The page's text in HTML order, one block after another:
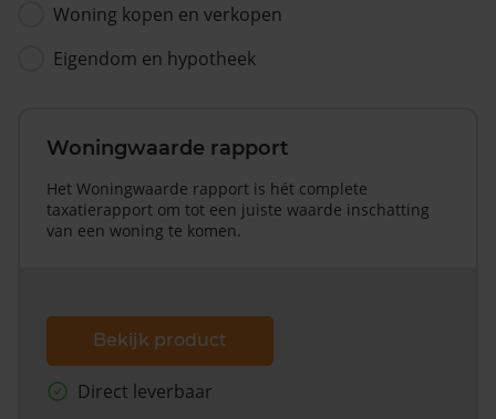
Woning kopen en verkopen
Eigendom en hypotheek
Woningwaarde rapport
Het Woningwaarde rapport is hét complete
taxatierapport om tot een juiste waarde inschatting
van een woning te komen.
Bekijk product
Direct leverbaar